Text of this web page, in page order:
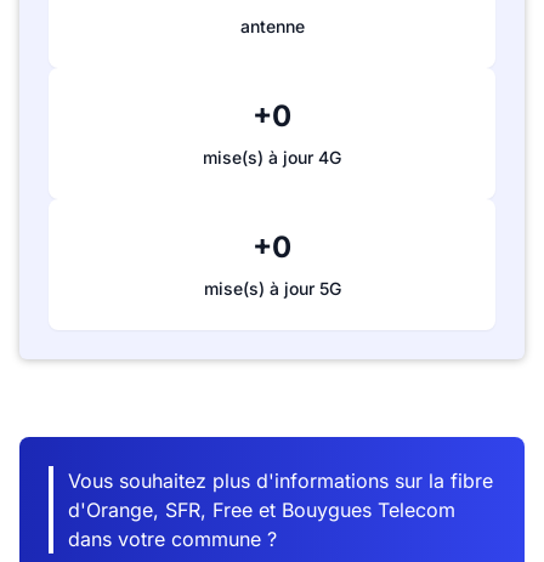
antenne
+0
mise(s) à jour 4G
+0
mise(s) à jour 5G
Vous souhaitez plus d'informations sur la fibre
d'Orange, SFR, Free et Bouygues Telecom
dans votre commune ?